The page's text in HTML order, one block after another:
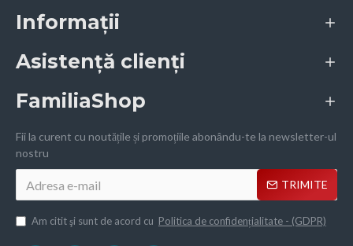
Informații
Asistență clienți
FamiliaShop
Fii la curent cu noutățile și promoțiile abonându-te la newsletter-ul
nostru
TRIMITE
Am citit şi sunt de acord cu Politica de confidențialitate - (GDPR)